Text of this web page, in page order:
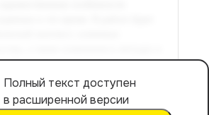
Полный текст доступен
в расширенной версии